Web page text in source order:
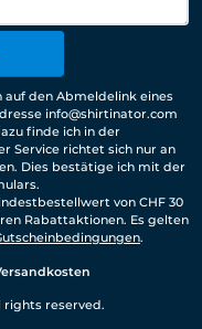
den Abmeldelink eines
info@shirtinator.com
finde ich in der
Service richtet sich nur an
Dies bestätige ich mit der
von CHF 30
Rabattaktionen. Es gelten
.
rights reserved.